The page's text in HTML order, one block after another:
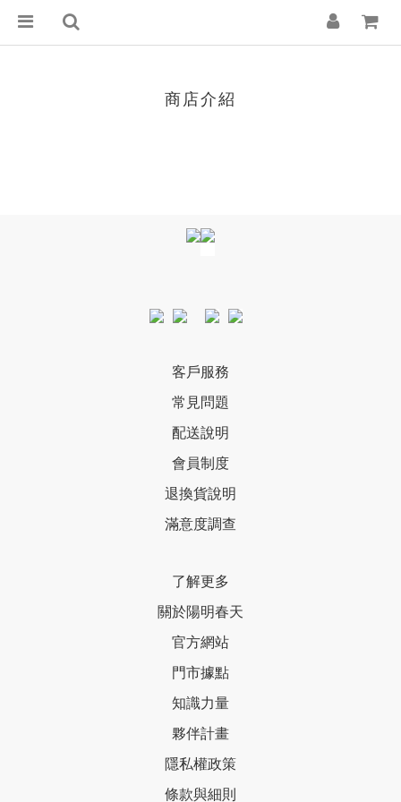
商店介紹
客戶服務
常見問題
配送說明
會員制度
退換貨說明
滿意度調查
了解更多
關於陽明春天
官方網站
門市據點
知識力量
夥伴計畫
隱私權政策
條款與細則